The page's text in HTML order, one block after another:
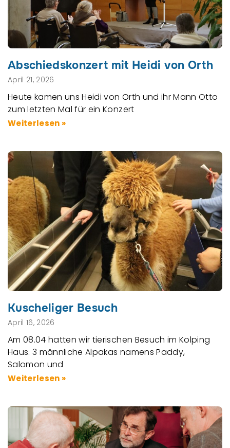
Abschiedskonzert mit Heidi von Orth
April 21, 2026
Heute kamen uns Heidi von Orth und ihr Mann Otto
zum letzten Mal für ein Konzert
Weiterlesen »
Kuscheliger Besuch
April 16, 2026
Am 08.04 hatten wir tierischen Besuch im Kolping
Haus. 3 männliche Alpakas namens Paddy,
Salomon und
Weiterlesen »